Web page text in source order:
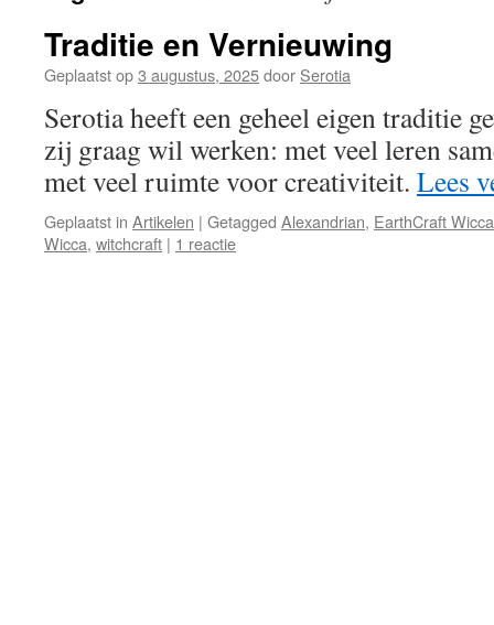
Traditie en Vernieuwing
Geplaatst op3 augustus, 2025door Serotia
Serotia heeft een geheel eigen traditie
zij graag wil werken: met veel leren
met veel ruimte voor creativiteit. Lees
Geplaatst in Artikelen | Getagged Alexandrian, EarthCraft Wicca
Wicca, witchcraft | 1 reactie